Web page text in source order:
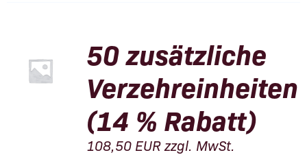
50 zusätzliche
Verzehreinheiten
(14 % Rabatt)
108,50EURzzgl. MwSt.